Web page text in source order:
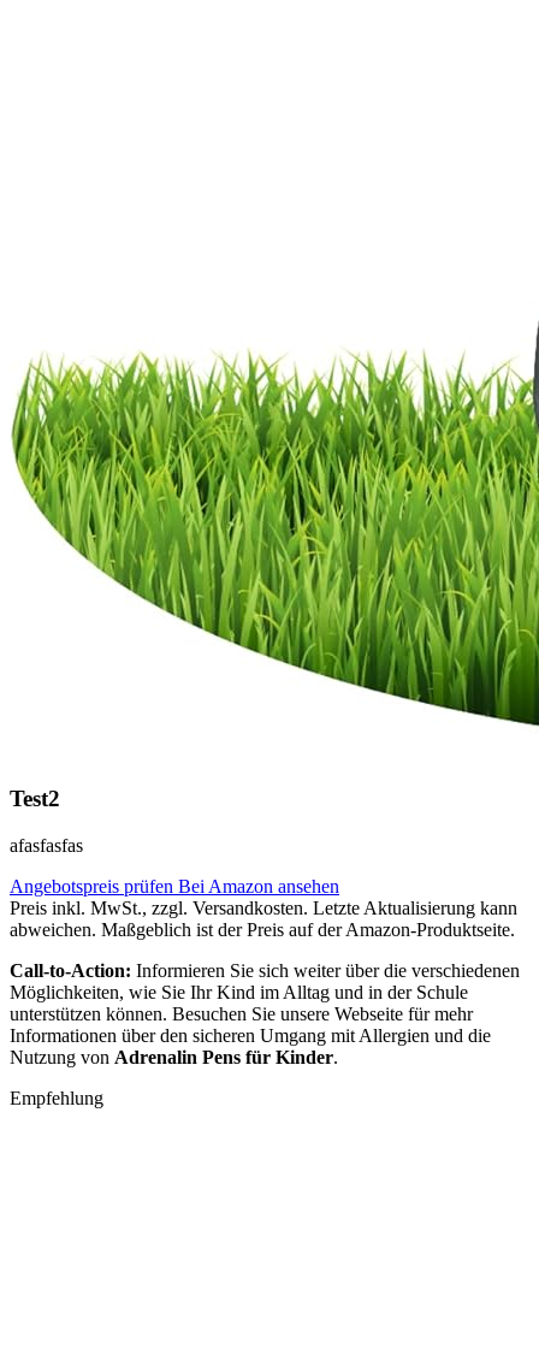
Test2
afasfasfas
Angebotspreis prüfen Bei Amazon ansehen
Preis inkl. MwSt., zzgl. Versandkosten. Letzte Aktualisierung kann
abweichen. Maßgeblich ist der Preis auf der Amazon-Produktseite.
Call-to-Action: Informieren Sie sich weiter über die verschiedenen
Möglichkeiten, wie Sie Ihr Kind im Alltag und in der Schule
unterstützen können. Besuchen Sie unsere Webseite für mehr
Informationen über den sicheren Umgang mit Allergien und die
Nutzung von Adrenalin Pens für Kinder.
Empfehlung